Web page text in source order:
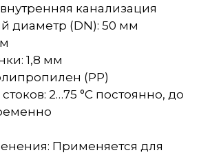
канализация
диаметр (DN): 50 мм
1,8 мм
(PP)
2…75 °C постоянно, до
Применяется для